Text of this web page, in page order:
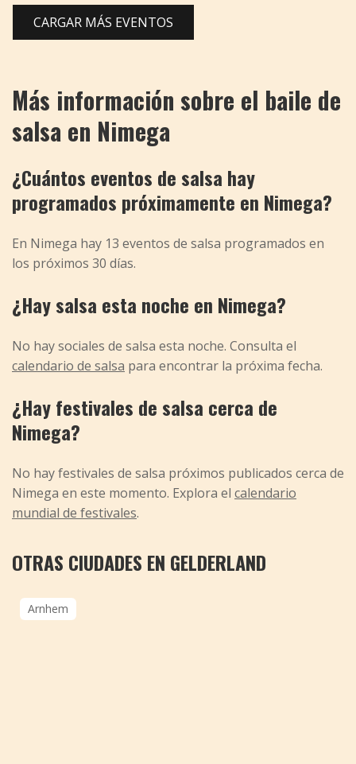
CARGAR MÁS EVENTOS
Más información sobre el baile de
salsa en Nimega
¿Cuántos eventos de salsa hay
programados próximamente en Nimega?
En Nimega hay 13 eventos de salsa programados en
los próximos 30 días.
¿Hay salsa esta noche en Nimega?
No hay sociales de salsa esta noche. Consulta el
calendario de salsa para encontrar la próxima fecha.
¿Hay festivales de salsa cerca de
Nimega?
No hay festivales de salsa próximos publicados cerca de
Nimega en este momento. Explora el calendario
mundial de festivales.
OTRAS CIUDADES EN GELDERLAND
Arnhem